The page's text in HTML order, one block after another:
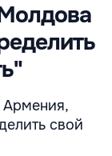
свой